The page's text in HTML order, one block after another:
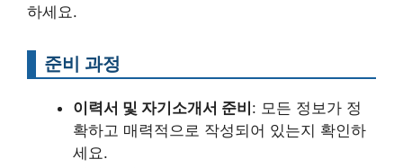
하세요.
준비 과정
이력서 및 자기소개서 준비 : 모든 정보가 정
확하고 매력적으로 작성되어 있는지 확인하
세요.